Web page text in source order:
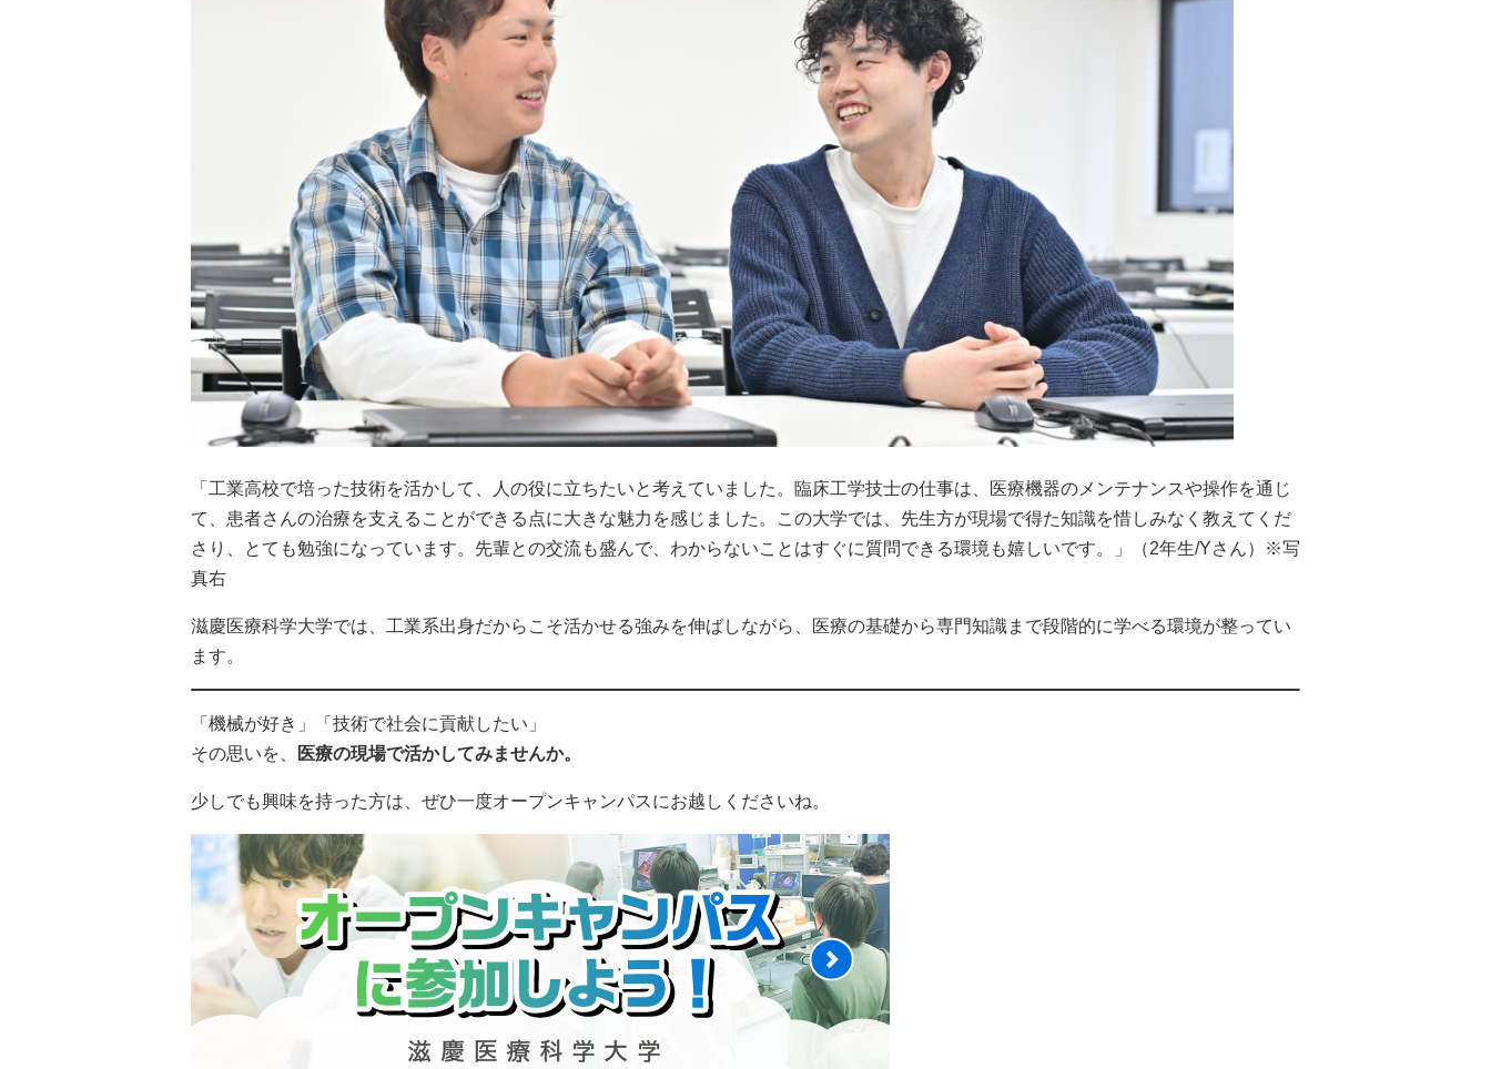
「工業高校で培った技術を活かして、人の役に立ちたいと考えていました。臨床工学技士の仕事は、医療機器のメンテナンスや操作を通じ
て、患者さんの治療を支えることができる点に大きな魅力を感じました。この大学では、先生方が現場で得た知識を惜しみなく教えてくだ
さり、とても勉強になっています。先輩との交流も盛んで、わからないことはすぐに質問できる環境も嬉しいです。」（2年生/Yさん）※写
真右
滋慶医療科学大学では、工業系出身だからこそ活かせる強みを伸ばしながら、医療の基礎から専門知識まで段階的に学べる環境が整ってい
ます。
「機械が好き」「技術で社会に貢献したい」
その思いを、
医療の現場で活かしてみませんか。
少しでも興味を持った方は、ぜひ一度オープンキャンパスにお越しくださいね。